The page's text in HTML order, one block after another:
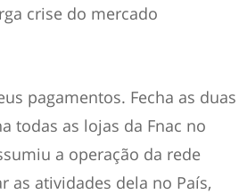
crise do mercado
pagamentos. Fecha as duas
todas as lojas da Fnac no
a operação da rede
as atividades dela no País,